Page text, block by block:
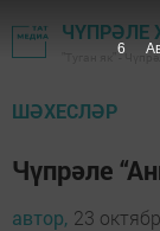
ЧҮПРӘЛЕ
"Туган як" -
ШӘХЕСЛӘР
Чүпрәле
автор, 23
5